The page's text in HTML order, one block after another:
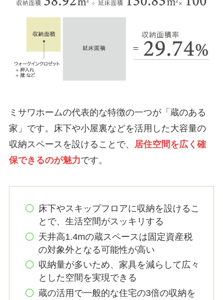
ミサワホームの代表的な特徴の一つが「蔵のある
家」です。床下や小屋裏などを活用した大容量の
収納スペースを設けることで、 居住空間を広く確
保できるのが魅力です。
床下やスキップフロアに収納を設けるこ
とで、生活空間がスッキリする
天井高1.4mの蔵スペースは固定資産税
の対象外となる可能性が高い
収納量が多いため、家具を減らして広々
とした空間を実現できる
蔵の活用で一般的な住宅の3倍の収納を